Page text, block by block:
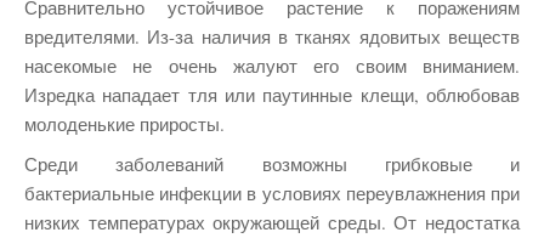
Сравнительно устойчивое растение к поражениям
вредителями. Из-за наличия в тканях ядовитых веществ
насекомые не очень жалуют его своим вниманием.
Изредка нападает тля или паутинные клещи, облюбовав
молоденькие приросты.
Среди заболеваний возможны грибковые и
бактериальные инфекции в условиях переувлажнения при
низких температурах окружающей среды. От недостатка